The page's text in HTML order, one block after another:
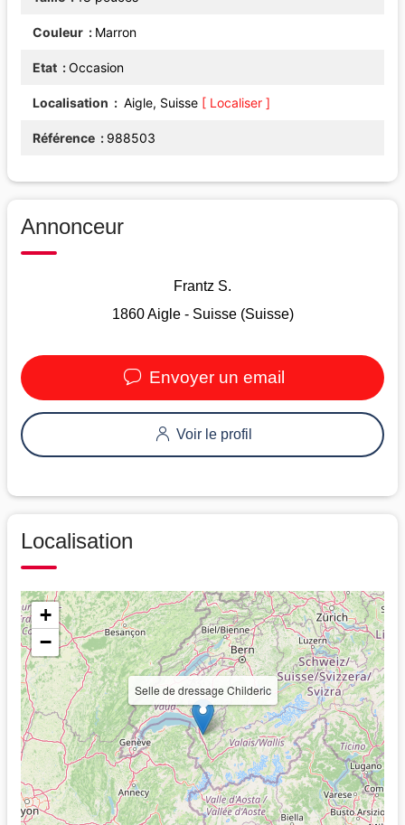
Couleur Marron
Etat Occasion
Localisation Aigle, Suisse [ Localiser ]
Référence 988503
Annonceur
Frantz S.
1860 Aigle - Suisse (Suisse)
Envoyer un email
Voir le profil
Localisation
Selle de dressage Childeric
+
−